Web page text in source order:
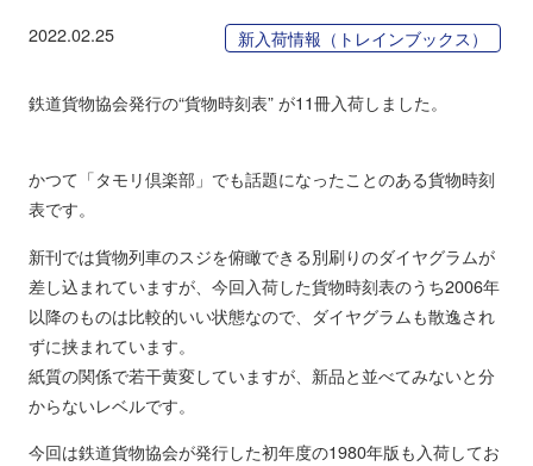
2022.02.25 新入荷情報（トレインブックス）
鉄道貨物協会発行の“貨物時刻表” が11冊入荷しました。
かつて「タモリ倶楽部」でも話題になったことのある貨物時刻
表です。
新刊では貨物列車のスジを俯瞰できる別刷りのダイヤグラムが
差し込まれていますが、今回入荷した貨物時刻表のうち2006年
以降のものは比較的いい状態なので、ダイヤグラムも散逸され
ずに挟まれています。
紙質の関係で若干黄変していますが、新品と並べてみないと分
からないレベルです。
今回は鉄道貨物協会が発行した初年度の1980年版も入荷してお